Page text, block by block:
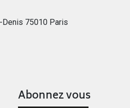
Denis 75010 Paris
Abonnez vous